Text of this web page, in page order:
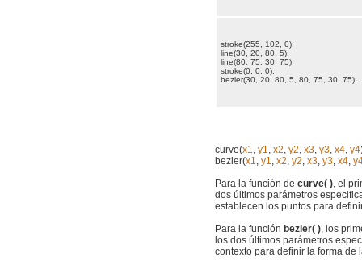
stroke(255, 102, 0);
line(30, 20, 80, 5);
line(80, 75, 30, 75);
stroke(0, 0, 0);
bezier(30, 20, 80, 5, 80, 75, 30, 75);
curve(x1, y1, x2, y2, x3, y3, x4, y4
bezier(x1, y1, x2, y2, x3, y3, x4,
Para la función de curve( ), el
dos últimos parámetros
establecen los puntos para
Para la función bezier( ), los
los dos últimos parámetros
contexto para definir la forma de